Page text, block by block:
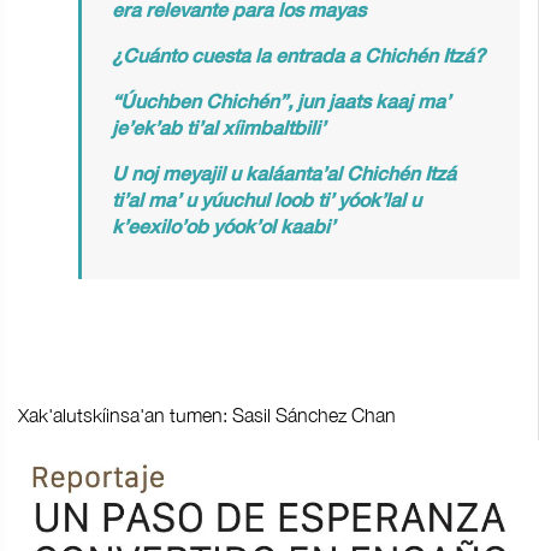
era relevante para los mayas
¿Cuánto cuesta la entrada a Chichén Itzá?
“Úuchben Chichén”, jun jaats kaaj ma’
je’ek’ab ti’al xíimbaltbili’
U noj meyajil u kaláanta’al Chichén Itzá
ti’al ma’ u yúuchul loob ti’ yóok’lal u
k’eexilo’ob yóok’ol kaabi’
Xak'alutskíinsa'an tumen: Sasil Sánchez Chan